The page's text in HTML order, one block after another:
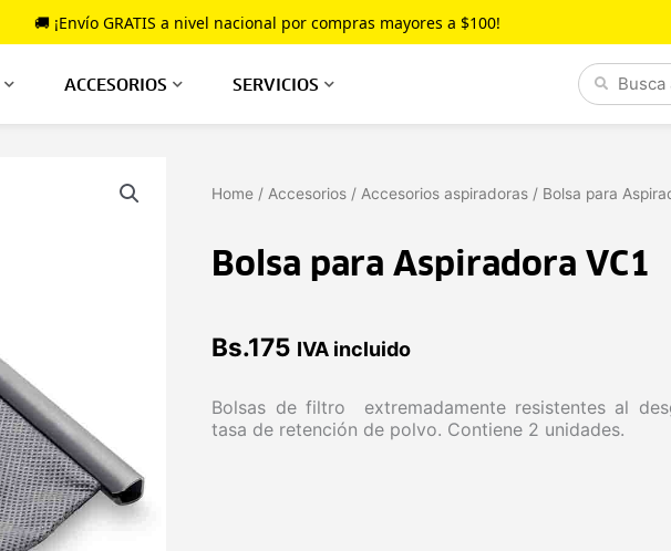
🚚 ¡Envío GRATIS a nivel nacional por compras mayores a $100!
ACCESORIOS SERVICIOS
Search
...
Home / Accesorios / Accesorios aspiradoras / Bolsa para
Bolsa para Aspiradora VC1
Bs.175 IVA incluido
Bolsas de filtro extremadamente resistentes al
tasa de retención de polvo. Contiene 2 unidades.